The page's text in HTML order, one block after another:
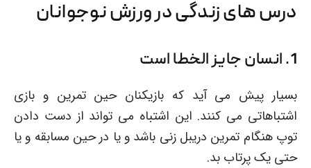
درس های زندگی در ورزش نوجوانان
1. انسان جایز الخطا است
بسیار پیش می آید که بازیکنان حین تمرین و بازی
اشتباهاتی می کنند. این اشتباه می تواند از دست دادن
توپ هنگام تمرین دریبل زنی باشد و یا در حین مسابقه و یا
حتی یک پرتاب بد.